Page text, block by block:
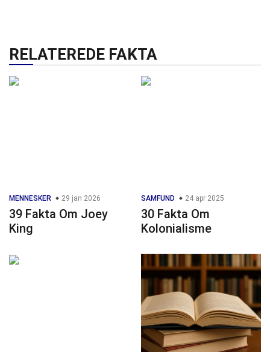
RELATEREDE FAKTA
MENNESKER 29 jan 2026
39 Fakta Om Joey
King
SAMFUND 24 apr 2025
30 Fakta Om
Kolonialisme